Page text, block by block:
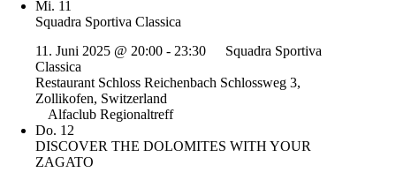
Mi. 11
Squadra Sportiva Classica
11. Juni 2025 @ 20:00 - 23:30
Squadra Sportiva
Classica
Restaurant Schloss Reichenbach Schlossweg 3,
Zollikofen, Switzerland
Alfaclub Regionaltreff
Do. 12
DISCOVER THE DOLOMITES WITH YOUR
ZAGATO